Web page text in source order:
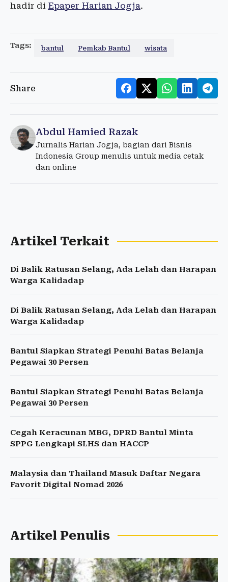
hadir di Epaper Harian Jogja.
Tags: bantul Pemkab Bantul wisata
Share
Abdul Hamied Razak
Jurnalis Harian Jogja, bagian dari Bisnis
Indonesia Group menulis untuk media cetak
dan online
Artikel Terkait
Di Balik Ratusan Selang, Ada Lelah dan Harapan
Warga Kalidadap
Di Balik Ratusan Selang, Ada Lelah dan Harapan
Warga Kalidadap
Bantul Siapkan Strategi Penuhi Batas Belanja
Pegawai 30 Persen
Bantul Siapkan Strategi Penuhi Batas Belanja
Pegawai 30 Persen
Cegah Keracunan MBG, DPRD Bantul Minta
SPPG Lengkapi SLHS dan HACCP
Malaysia dan Thailand Masuk Daftar Negara
Favorit Digital Nomad 2026
Artikel Penulis